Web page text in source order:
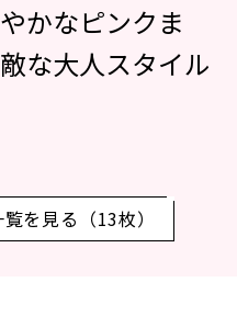
を見る（13枚）
かなピンクま
な大人スタイル